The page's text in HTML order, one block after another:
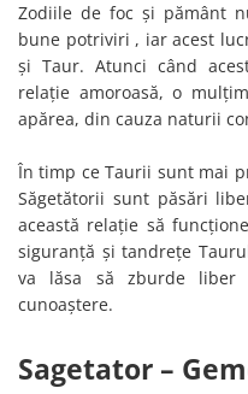
Zodiile de foc și pământ
bune potriviri , iar acest
și Taur. Atunci când
relație amoroasă, o
apărea, din cauza naturii
În timp ce Taurii sunt mai
Săgetătorii sunt păsări
această relație să
siguranță și tandrețe
va lăsa să zburde
cunoaștere.
Sagetator –